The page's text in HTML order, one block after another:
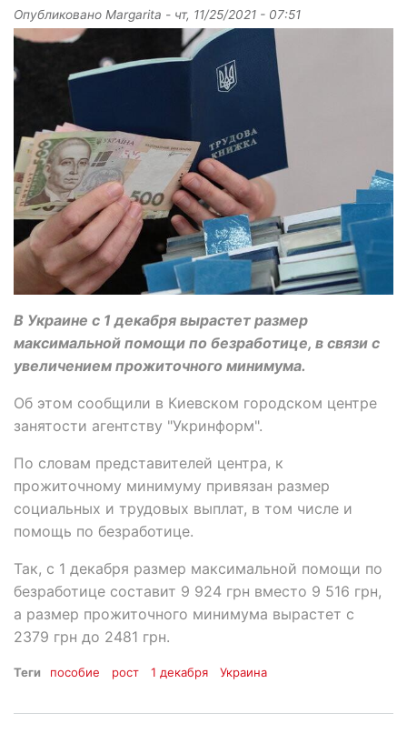
Опубликовано Margarita - чт, 11/25/2021 - 07:51
В Украине с 1 декабря вырастет размер
максимальной помощи по безработице, в связи с
увеличением прожиточного минимума.
Об этом сообщили в Киевском городском центре
занятости агентству "Укринформ".
По словам представителей центра, к
прожиточному минимуму привязан размер
социальных и трудовых выплат, в том числе и
помощь по безработице.
Так, с 1 декабря размер максимальной помощи по
безработице составит 9 924 грн вместо 9 516 грн,
а размер прожиточного минимума вырастет с
2379 грн до 2481 грн.
Теги пособие рост 1 декабря Украина